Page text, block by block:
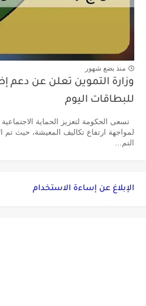
منذ بضع شهور
للبطاقات اليوم
تسعى الحكومة لتعزيز الحماية
لمواجهة ارتفاع تكاليف المعيشة، حيث تم
التم...
الإبلاغ عن إساءة الاستخدام